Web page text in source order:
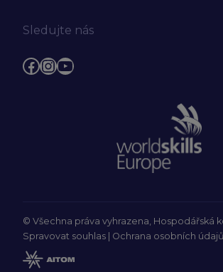
Sledujte nás
Facebook
Instagram
YouTube
© Všechna práva vyhrazena, Hospodářská
Spravovat souhlas
Ochrana osobních